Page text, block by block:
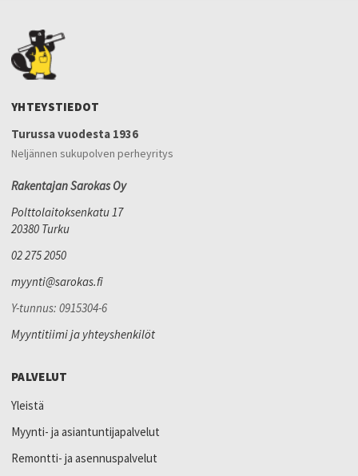
YHTEYSTIEDOT
Turussa vuodesta 1936
Neljännen sukupolven perheyritys
Rakentajan Sarokas Oy
Polttolaitoksenkatu 17
20380 Turku
02 275 2050
myynti@sarokas.fi
Y-tunnus: 0915304-6
Myyntitiimi ja yhteyshenkilöt
PALVELUT
Yleistä
Myynti- ja asiantuntijapalvelut
Remontti- ja asennuspalvelut